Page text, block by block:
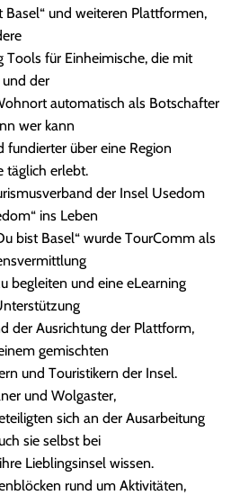
Basel“ und weiteren Plattformen,
Tools für Einheimische, die mit
der
automatisch als Botschafter
wer kann
fundierter über eine Region
täglich erlebt.
der Insel Usedom
ins Leben
bist Basel“ wurde TourComm als
begleiten und eine eLearning
der Ausrichtung der Plattform,
gemischten
und Touristikern der Insel.
und Wolgaster,
sich an der Ausarbeitung
sie selbst bei
Lieblingsinsel wissen.
rund um Aktivitäten,